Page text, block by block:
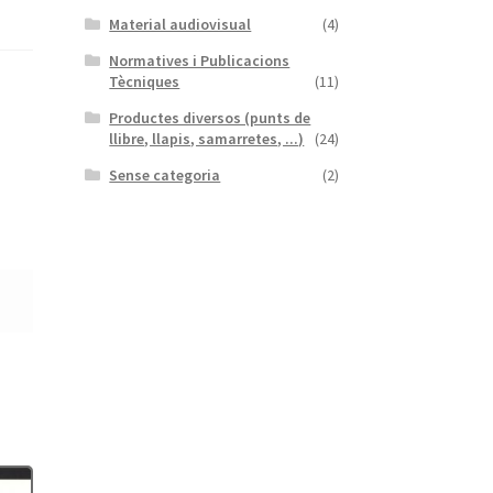
Material audiovisual
(4)
Normatives i Publicacions
Tècniques
(11)
Productes diversos (punts de
llibre, llapis, samarretes, ...)
(24)
Sense categoria
(2)